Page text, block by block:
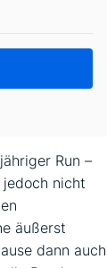
Run –
nicht
äußerst
dann auch